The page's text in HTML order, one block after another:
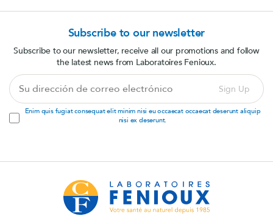
Subscribe to our newsletter
Subscribe to our newsletter, receive all our promotions and follow
the latest news from Laboratoires Fenioux.
dirección
de
correo
Sign Up
Enim quis fugiat consequat elit minim nisi eu occaecat occaecat deserunt aliquip
nisi ex deserunt.